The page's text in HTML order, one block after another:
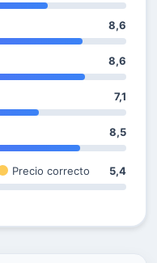
8,6
8,6
7,1
8,5
Precio correcto 5,4